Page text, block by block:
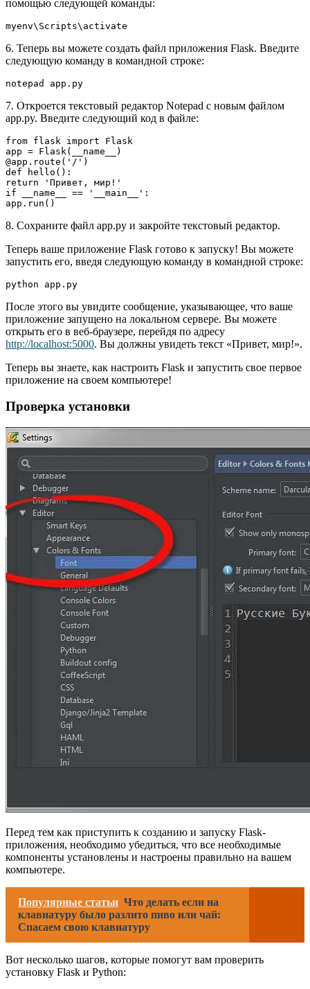
помощью следующей команды:
myenv\Scripts\activate
6. Теперь вы можете создать файл приложения Flask. Введите
следующую команду в командной строке:
notepad app.py
7. Откроется текстовый редактор Notepad с новым файлом
app.py. Введите следующий код в файле:
from flask import Flask
app = Flask(__name__)
@app.route('/')
def hello():
return 'Привет, мир!'
if __name__ == '__main__':
app.run()
8. Сохраните файл app.py и закройте текстовый редактор.
Теперь ваше приложение Flask готово к запуску! Вы можете
запустить его, введя следующую команду в командной строке:
python app.py
После этого вы увидите сообщение, указывающее, что ваше
приложение запущено на локальном сервере. Вы можете
открыть его в веб-браузере, перейдя по адресу
http://localhost:5000. Вы должны увидеть текст «Привет, мир!».
Теперь вы знаете, как настроить Flask и запустить свое первое
приложение на своем компьютере!
Проверка установки
Перед тем как приступить к созданию и запуску Flask-
приложения, необходимо убедиться, что все необходимые
компоненты установлены и настроены правильно на вашем
компьютере.
Популярные статьи Что делать если на
клавиатуру было разлито пиво или чай:
Спасаем свою клавиатуру
Вот несколько шагов, которые помогут вам проверить
установку Flask и Python: